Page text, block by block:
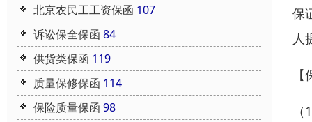
北京农民工工资保函 107
诉讼保全保函 84
供货类保函 119
质量保修保函 114
保险质量保函 98
保
人